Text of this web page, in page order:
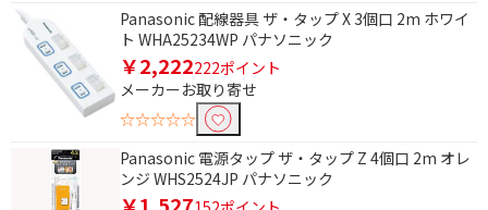
Panasonic 配線器具 ザ・タップ X 3個口 2m ホワイ
ト WHA25234WP パナソニック
￥2,222222ポイント
メーカーお取り寄せ
☆☆☆☆☆
Panasonic 電源タップ ザ・タップ Z 4個口 2m オレ
ンジ WHS2524JP パナソニック
1.0m
0.3m
0.5m
1.5m
2.5m
3m
5m